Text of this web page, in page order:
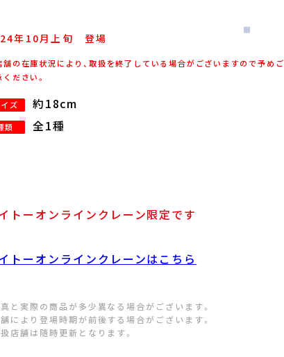
年 10月上旬 登場
の在庫状況により、取扱を終了している場合がございますので予めご
ださい。
ズ 約18cm
類 全1種
トーオンラインクレーン限定です
トーオンラインクレーンはこちら
真と実際の商品が多少異なる場合がございます。
舗により登場時期が前後する場合がございます。
扱店舗は随時更新となります。